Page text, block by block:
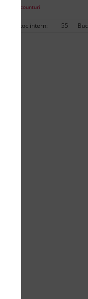
discounturi
Stoc intern: 55 Buc